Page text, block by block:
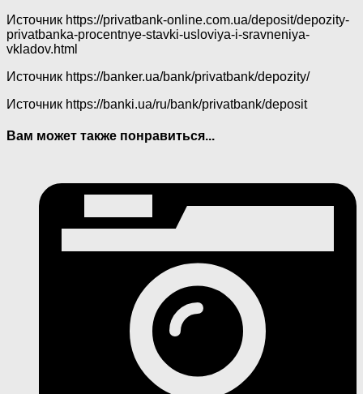
Источник https://privatbank-online.com.ua/deposit/depozity-
privatbanka-procentnye-stavki-usloviya-i-sravneniya-
vkladov.html
Источник https://banker.ua/bank/privatbank/depozity/
Источник https://banki.ua/ru/bank/privatbank/deposit
Вам может также понравиться...